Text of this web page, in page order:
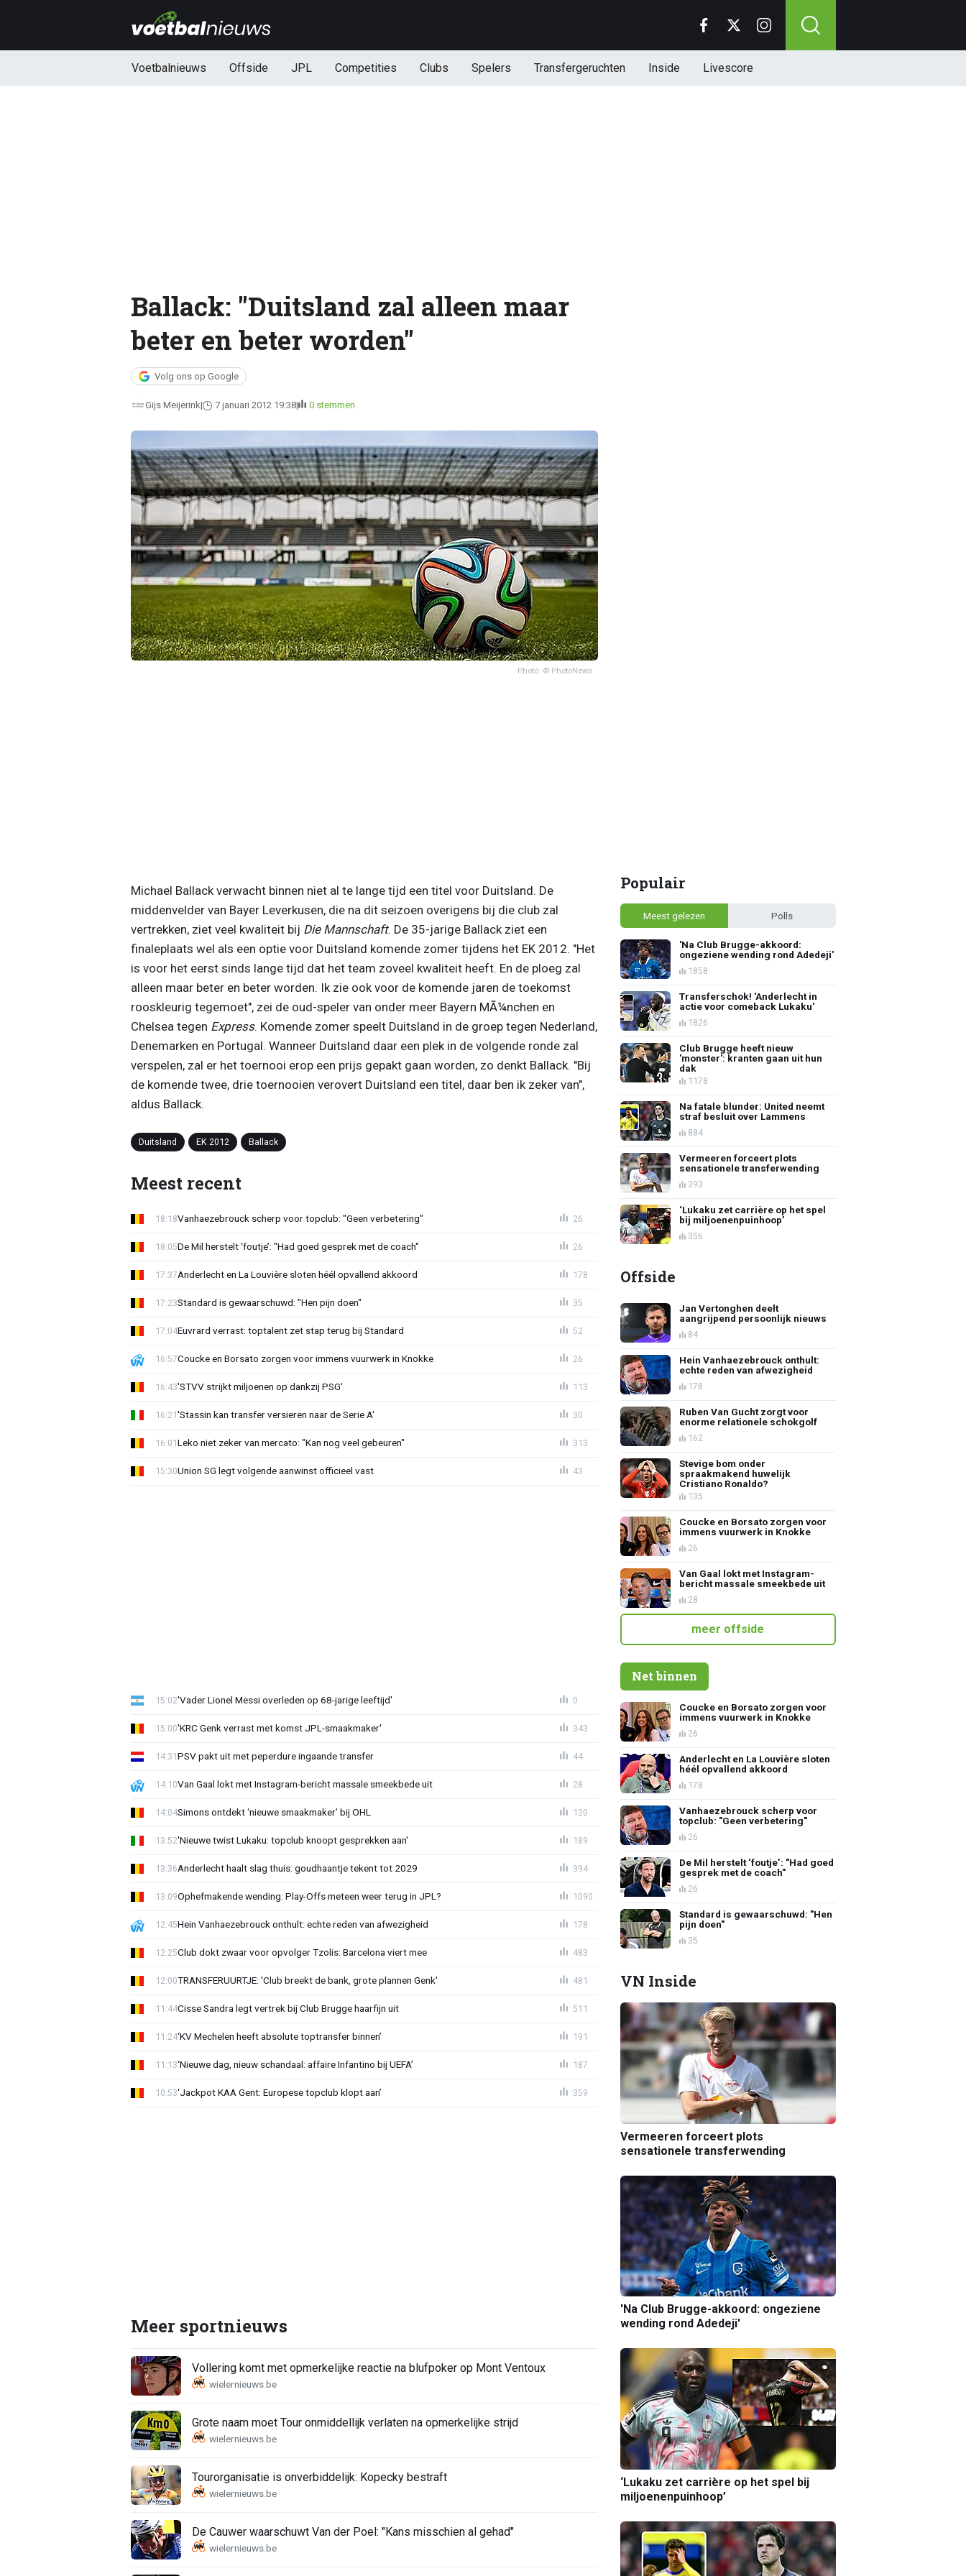
Voetbalnieuws Offside JPL Competities Clubs Spelers Transfergeruchten Inside Livescore
Ballack: "Duitsland zal alleen maar
beter en beter worden"
Volg ons op Google
Gijs Meijerink 7 januari 2012 19:38 0 stemmen
Photo: © PhotoNews
Michael Ballack verwacht binnen niet al te lange tijd een titel voor Duitsland. De
middenvelder van Bayer Leverkusen, die na dit seizoen overigens bij die club zal
vertrekken, ziet veel kwaliteit bij Die Mannschaft. De 35-jarige Ballack ziet een
finaleplaats wel als een optie voor Duitsland komende zomer tijdens het EK 2012. "Het
is voor het eerst sinds lange tijd dat het team zoveel kwaliteit heeft. En de ploeg zal
alleen maar beter en beter worden. Ik zie ook voor de komende jaren de toekomst
rooskleurig tegemoet", zei de oud-speler van onder meer Bayern MÃ¼nchen en
Chelsea tegen Express. Komende zomer speelt Duitsland in de groep tegen Nederland,
Denemarken en Portugal. Wanneer Duitsland daar een plek in de volgende ronde zal
verspelen, zal er het toernooi erop een prijs gepakt gaan worden, zo denkt Ballack. "Bij
de komende twee, drie toernooien verovert Duitsland een titel, daar ben ik zeker van",
aldus Ballack.
Duitsland EK 2012 Ballack
Meest recent
Vanhaezebrouck scherp voor topclub: "Geen verbetering"
18:18 26
De Mil herstelt ‘foutje’: "Had goed gesprek met de coach"
18:05 26
Anderlecht en La Louvière sloten héél opvallend akkoord
17:37 178
Standard is gewaarschuwd: "Hen pijn doen"
17:23 35
Euvrard verrast: toptalent zet stap terug bij Standard
17:04 52
Coucke en Borsato zorgen voor immens vuurwerk in Knokke
16:57 26
'STVV strijkt miljoenen op dankzij PSG'
16:43 113
'Stassin kan transfer versieren naar de Serie A'
16:21 30
Leko niet zeker van mercato: "Kan nog veel gebeuren"
16:01 313
Union SG legt volgende aanwinst officieel vast
15:30 43
'Vader Lionel Messi overleden op 68-jarige leeftijd'
15:02 0
'KRC Genk verrast met komst JPL-smaakmaker'
15:00 343
PSV pakt uit met peperdure ingaande transfer
14:31 44
Van Gaal lokt met Instagram-bericht massale smeekbede uit
14:10 28
Simons ontdekt ‘nieuwe smaakmaker’ bij OHL
14:04 120
'Nieuwe twist Lukaku: topclub knoopt gesprekken aan'
13:52 189
Anderlecht haalt slag thuis: goudhaantje tekent tot 2029
13:36 394
Ophefmakende wending: Play-Offs meteen weer terug in JPL?
13:09 1090
Hein Vanhaezebrouck onthult: echte reden van afwezigheid
12:45 178
Club dokt zwaar voor opvolger Tzolis: Barcelona viert mee
12:25 483
TRANSFERUURTJE: 'Club breekt de bank, grote plannen Genk'
12:00 481
Cisse Sandra legt vertrek bij Club Brugge haarfijn uit
11:44 511
‘KV Mechelen heeft absolute toptransfer binnen’
11:24 191
‘Nieuwe dag, nieuw schandaal: affaire Infantino bij UEFA’
11:13 187
‘Jackpot KAA Gent: Europese topclub klopt aan’
10:53 359
Meer sportnieuws
Vollering komt met opmerkelijke reactie na blufpoker op Mont Ventoux
Grote naam moet Tour onmiddellijk verlaten na opmerkelijke strijd
Tourorganisatie is onverbiddelijk: Kopecky bestraft
De Cauwer waarschuwt Van der Poel: "Kans misschien al gehad"
Populair
Meest gelezen Polls
'Na Club Brugge-akkoord:
ongeziene wending rond Adedeji'
1858
Transferschok! 'Anderlecht in
actie voor comeback Lukaku'
1826
Club Brugge heeft nieuw
'monster': kranten gaan uit hun
dak
1178
Na fatale blunder: United neemt
straf besluit over Lammens
884
Vermeeren forceert plots
sensationele transferwending
393
‘Lukaku zet carrière op het spel
bij miljoenenpuinhoop’
356
Offside
Jan Vertonghen deelt
aangrijpend persoonlijk nieuws
84
Hein Vanhaezebrouck onthult:
echte reden van afwezigheid
178
Ruben Van Gucht zorgt voor
enorme relationele schokgolf
162
Stevige bom onder
spraakmakend huwelijk
Cristiano Ronaldo?
135
Coucke en Borsato zorgen voor
immens vuurwerk in Knokke
26
Van Gaal lokt met Instagram-
bericht massale smeekbede uit
28
meer offside
Net binnen
Coucke en Borsato zorgen voor
immens vuurwerk in Knokke
26
Anderlecht en La Louvière sloten
héél opvallend akkoord
178
Vanhaezebrouck scherp voor
topclub: "Geen verbetering"
26
De Mil herstelt ‘foutje’: "Had goed
gesprek met de coach"
26
Standard is gewaarschuwd: "Hen
pijn doen"
35
VN Inside
Vermeeren forceert plots
sensationele transferwending
'Na Club Brugge-akkoord: ongeziene
wending rond Adedeji'
‘Lukaku zet carrière op het spel bij
miljoenenpuinhoop’